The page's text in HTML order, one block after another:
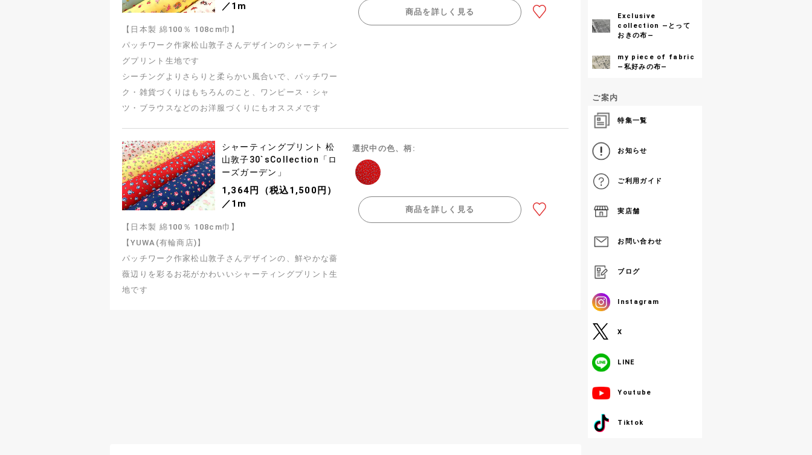
／1m
【日本製 綿100％ 108cm巾】
パッチワーク作家松山敦子さんデザインのシャーティン
グプリント生地です
シーチングよりさらりと柔らかい風合いで、パッチワー
ク・雑貨づくりはもちろんのこと、ワンピース・シャ
ツ・ブラウスなどのお洋服づくりにもオススメです
商品を詳しく見る
シャーティングプリント 松
山敦子30`sCollection「ロ
ーズガーデン」
1,364円（税込1,500円）
／1m
【日本製 綿100％ 108cm巾】
【YUWA(有輪商店)】
パッチワーク作家松山敦子さんデザインの、鮮やかな薔
薇辺りを彩るお花がかわいいシャーティングプリント生
地です
選択中の色、柄:
商品を詳しく見る
Exclusive
collection ―とって
おきの布―
my piece of fabric
―私好みの布―
ご案内
特集一覧
お知らせ
ご利用ガイド
実店舗
お問い合わせ
ブログ
Instagram
X
LINE
Youtube
Tiktok